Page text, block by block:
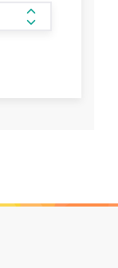
form.increase-